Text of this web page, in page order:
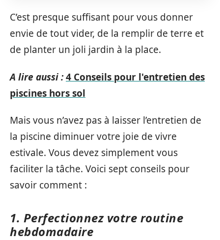
C’est presque suffisant pour vous donner
envie de tout vider, de la remplir de terre et
de planter un joli jardin à la place.
A lire aussi :4 Conseils pour l'entretien des
piscines hors sol
Mais vous n’avez pas à laisser l’entretien de
la piscine diminuer votre joie de vivre
estivale. Vous devez simplement vous
faciliter la tâche. Voici sept conseils pour
savoir comment :
1. Perfectionnez votre routine
hebdomadaire